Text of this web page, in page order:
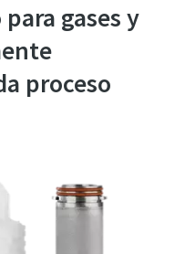
gases y
proceso